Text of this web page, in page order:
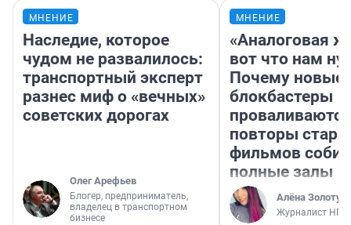
МНЕНИЕ
Наследие, которое
чудом не развалилось:
транспортный эксперт
разнес миф о «вечных»
советских дорогах
Олег Арефьев
Блогер, предприниматель,
владелец в транспортном
бизнесе
МНЕНИЕ
«Аналоговая
вот что нам
Почему новые
блокбастеры
повторы
фильмов
полные залы
Алёна
Журналист НГС